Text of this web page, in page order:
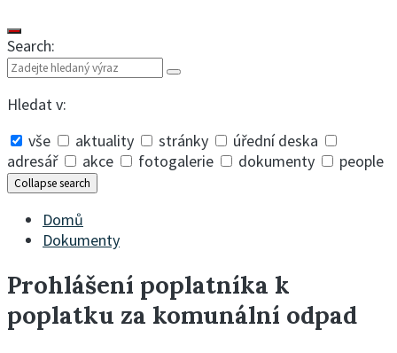
Search:
Hledat v:
vše
aktuality stránky
úřední deska
adresář
akce fotogalerie dokumenty people
Collapse search
Domů
Dokumenty
Prohlášení poplatníka k
poplatku za komunální odpad